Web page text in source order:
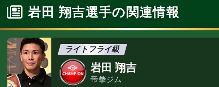
岩田 翔吉選手の関連情報
ライトフライ級
岩田 翔吉
帝拳ジム